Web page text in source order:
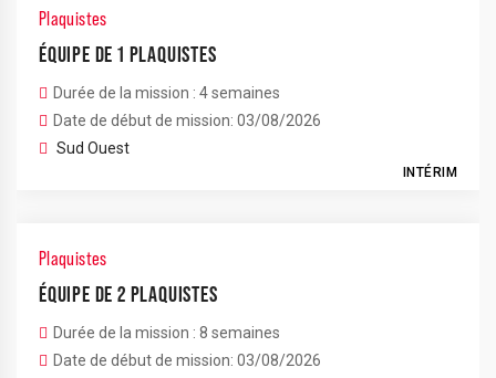
Plaquistes
ÉQUIPE DE 1 PLAQUISTES
Durée de la mission : 4 semaines
Date de début de mission: 03/08/2026
Sud Ouest
INTÉRIM
Plaquistes
ÉQUIPE DE 2 PLAQUISTES
Durée de la mission : 8 semaines
Date de début de mission: 03/08/2026